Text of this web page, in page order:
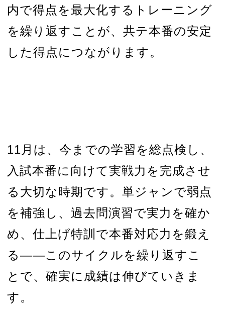
内で得点を最大化するトレーニング
を繰り返すことが、共テ本番の安定
した得点につながります。
11月は、今までの学習を総点検し、
入試本番に向けて実戦力を完成させ
る大切な時期です。単ジャンで弱点
を補強し、過去問演習で実力を確か
め、仕上げ特訓で本番対応力を鍛え
る——このサイクルを繰り返すこ
とで、確実に成績は伸びていきま
す。